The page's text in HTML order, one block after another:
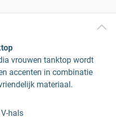
vrouwen tanktop wordt
accenten in combinatie
materiaal.
hals